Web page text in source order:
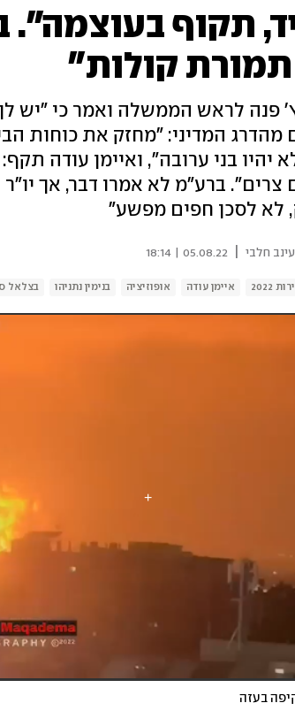
תקוף בעוצמה".
קולות"
פנה לראש הממשלה ואמר כי "יש לך
המדיני: "מחזק את כוחות
יהיו בני ערובה", ואיימן עודה
צרים". ברע"מ לא אמרו דבר, אך
לא לסכן חפים מפשע"
עינב חלבי 05.08.22 | 18:14
2022 איימן עודה אופוזיציה בנימין נתניהו בצלאל
בעזה